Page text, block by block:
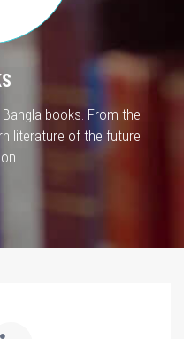
books. From the
literature of the future